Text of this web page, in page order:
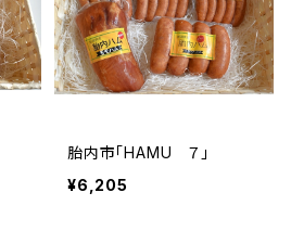
胎内市「HAMU ７」
¥6,205